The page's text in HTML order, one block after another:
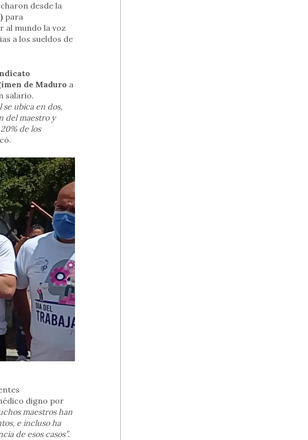
desde la
para
al mundo la voz
a los sueldos de
de Maduro a
salario.
se ubica en dos,
del maestro y
de los
digno por
maestros han
e incluso ha
de esos casos”.